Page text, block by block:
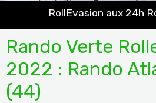
RollEvasion aux 24h
Rando Verte
2022 : Rando
(44)